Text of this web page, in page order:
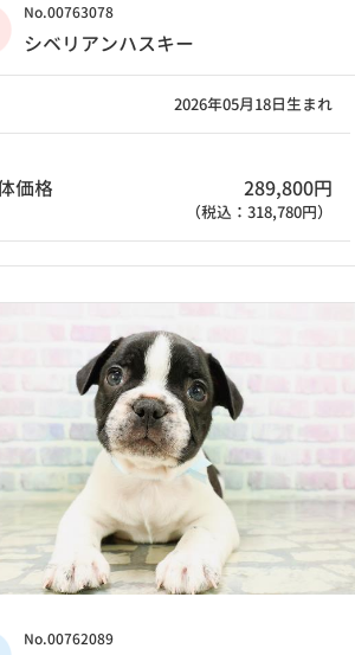
No.00763078
シベリアンハスキー
2026年05月18日生まれ
価格 289,800円
（税込：318,780円）
No.00762089